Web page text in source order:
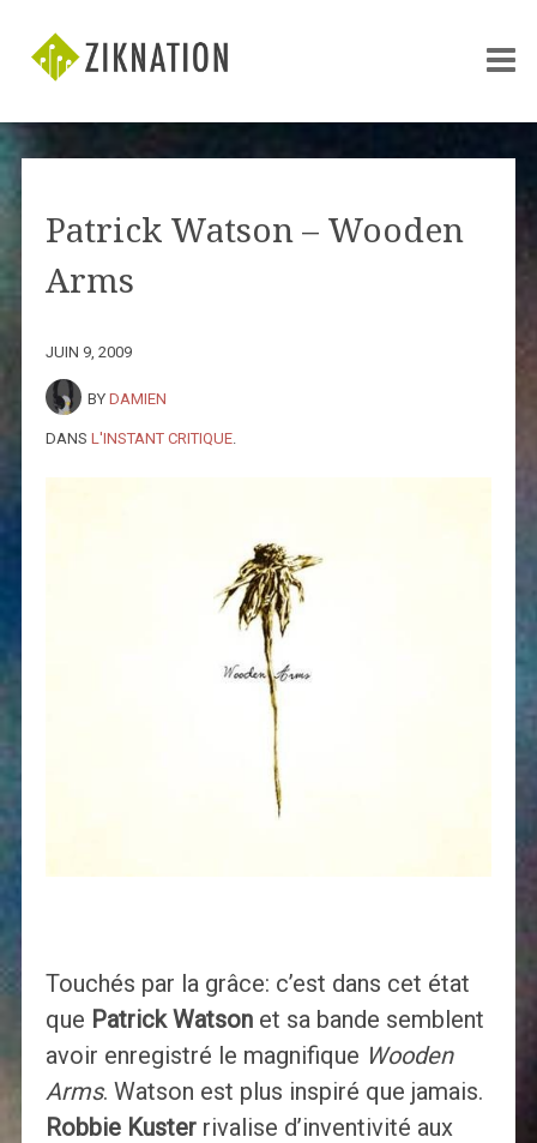
Patrick Watson – Wooden
Arms
JUIN 9, 2009
BY DAMIEN
DANS L'INSTANT CRITIQUE.
Touchés par la grâce: c’est dans cet état
que Patrick Watsonet sa bande semblent
avoir enregistré le magnifique Wooden
Arms. Watson est plus inspiré que jamais.
Robbie Kusterrivalise d’inventivité aux